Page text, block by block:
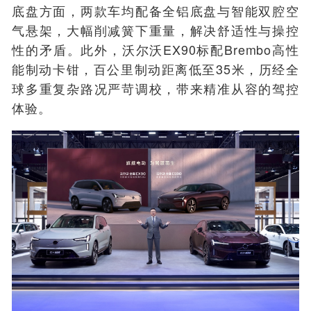
底盘方面，两款车均配备全铝底盘与智能双腔空
气悬架，大幅削减簧下重量，解决舒适性与操控
性的矛盾。此外，沃尔沃EX90标配Brembo高性
能制动卡钳，百公里制动距离低至35米，历经全
球多重复杂路况严苛调校，带来精准从容的驾控
体验。